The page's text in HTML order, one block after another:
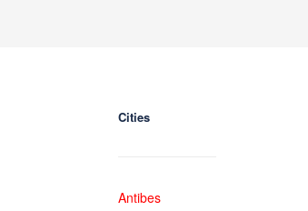
Cities
Antibes